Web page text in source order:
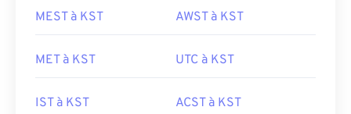
MEST à KST AWST à KST
MET à KST UTC à KST
IST à KST ACST à KST